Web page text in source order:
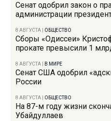
Сенат одобрил закон о
администрации
8 АВГУСТА ОБЩЕСТВО
Сборы «Одиссеи»
прокате превысили 1
8 АВГУСТА В МИРЕ
Сенат США одобрил
России
8 АВГУСТА ОБЩЕСТВО
На 87-м году жизни
Убайдуллаев